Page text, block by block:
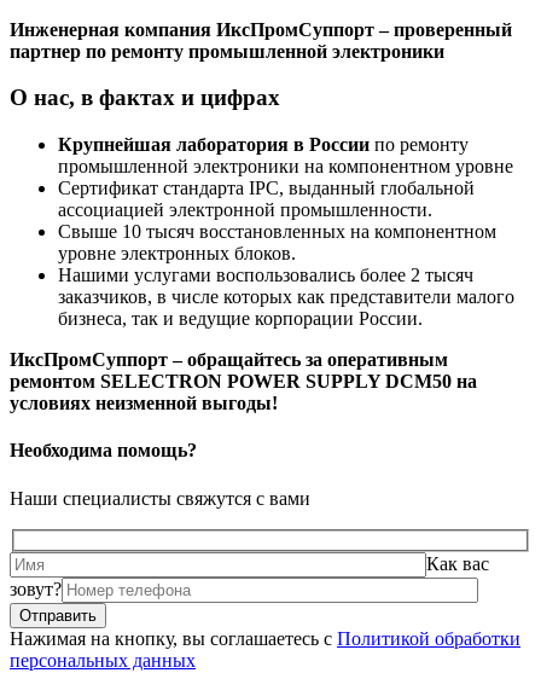
Инженерная компания ИксПромСуппорт – проверенный
партнер по ремонту промышленной электроники
О нас, в фактах и цифрах
Крупнейшая лаборатория в России по ремонту
промышленной электроники на компонентном уровне
Сертификат стандарта IPC, выданный глобальной
ассоциацией электронной промышленности.
Свыше 10 тысяч восстановленных на компонентном
уровне электронных блоков.
Нашими услугами воспользовались более 2 тысяч
заказчиков, в числе которых как представители малого
бизнеса, так и ведущие корпорации России.
ИксПромСуппорт – обращайтесь за оперативным
ремонтом SELECTRON POWER SUPPLY DCM50 на
условиях неизменной выгоды!
Необходима помощь?
Наши специалисты свяжутся с вами
Как вас
зовут?
Нажимая на кнопку, вы соглашаетесь с Политикой обработки
персональных данных